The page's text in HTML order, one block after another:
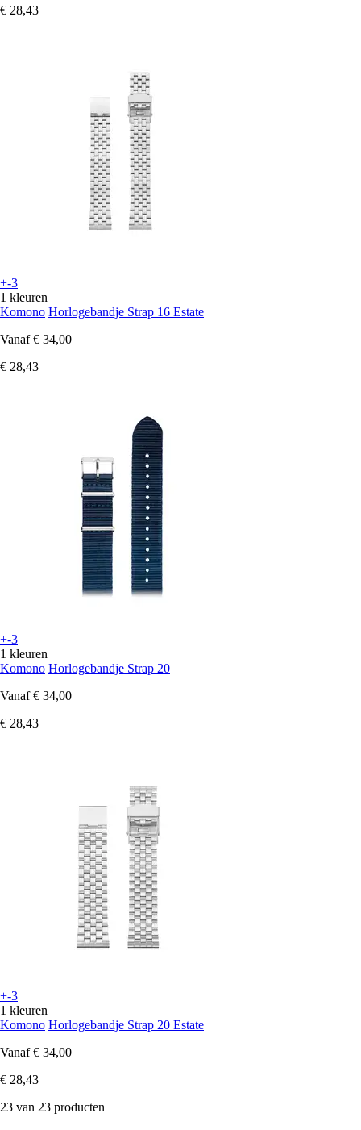
€ 28,43
+-3
1 kleuren
Komono Horlogebandje Strap 16 Estate
Vanaf € 34,00
€ 28,43
+-3
1 kleuren
Komono Horlogebandje Strap 20
Vanaf € 34,00
€ 28,43
+-3
1 kleuren
Komono Horlogebandje Strap 20 Estate
Vanaf € 34,00
€ 28,43
23 van 23 producten